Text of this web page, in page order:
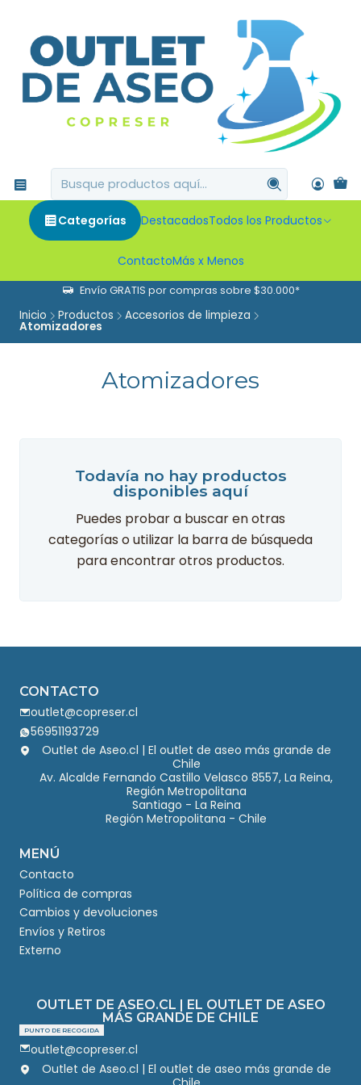
Categorías DestacadosTodos los Productos
ContactoMás x Menos
Envío GRATIS por compras sobre $30.000*
Inicio Productos Accesorios de limpieza
Atomizadores
Atomizadores
Todavía no hay productos
disponibles aquí
Puedes probar a buscar en otras
categorías o utilizar la barra de búsqueda
para encontrar otros productos.
CONTACTO
outlet@copreser.cl
56951193729
Outlet de Aseo.cl | El outlet de aseo más grande de
Chile
Av. Alcalde Fernando Castillo Velasco 8557, La Reina,
Región Metropolitana
Santiago - La Reina
Región Metropolitana - Chile
MENÚ
Contacto
Política de compras
Cambios y devoluciones
Envíos y Retiros
Externo
OUTLET DE ASEO.CL | EL OUTLET DE ASEO
MÁS GRANDE DE CHILE
PUNTO DE RECOGIDA
outlet@copreser.cl
Outlet de Aseo.cl | El outlet de aseo más grande de